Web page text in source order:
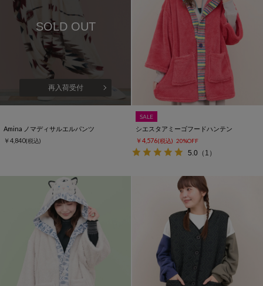
SOLD OUT
再入荷受付
Amina ノマディサルエルパンツ
￥4,840(税込)
SALE
シエスタアミーゴフードハンテン
￥4,576(税込) 20%OFF
5.0 （1）